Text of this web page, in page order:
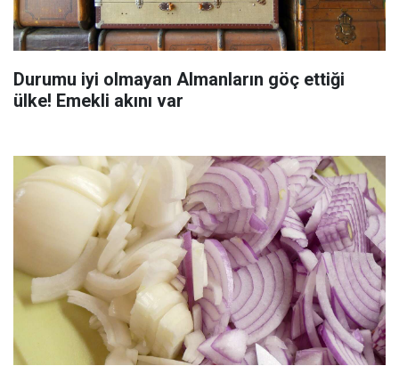
Durumu iyi olmayan Almanların göç ettiği
ülke! Emekli akını var